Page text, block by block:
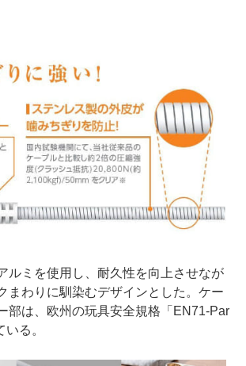
ルミを使用し、耐久性を向上させなが
まわりに馴染むデザインとした。ケー
部は、欧州の玩具安全規格「EN71-Par
る。